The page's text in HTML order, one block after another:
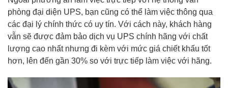
phòng đại diện UPS, bạn cũng có thể làm việc thông qua
các đại lý chính thức có uy tín. Với cách này, khách hàng
vẫn sẽ được đảm bảo dịch vụ UPS chính hãng với chất
lượng cao nhất nhưng đi kèm với mức giá chiết khấu tốt
hơn, lên đến gần 30% so với trực tiếp làm việc với hãng.